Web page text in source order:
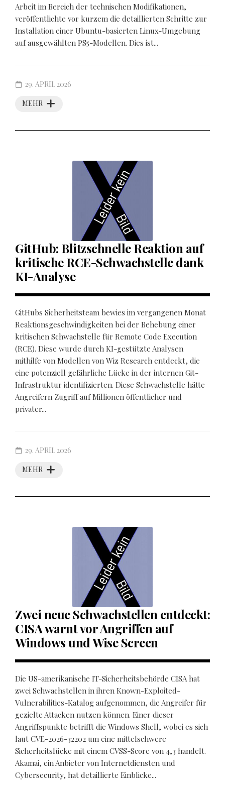
Arbeit im Bereich der technischen Modifikationen,
veröffentlichte vor kurzem die detaillierten Schritte zur
Installation einer Ubuntu-basierten Linux-Umgebung
auf ausgewählten PS5-Modellen. Dies ist...
MEHR
29. APRIL 2026
GitHub: Blitzschnelle Reaktion auf
kritische RCE-Schwachstelle dank
KI-Analyse
GitHubs Sicherheitsteam bewies im vergangenen Monat
Reaktionsgeschwindigkeiten bei der Behebung einer
kritischen Schwachstelle für Remote Code Execution
(RCE). Diese wurde durch KI-gestützte Analysen
mithilfe von Modellen von Wiz Research entdeckt, die
eine potenziell gefährliche Lücke in der internen Git-
Infrastruktur identifizierten. Diese Schwachstelle hätte
Angreifern Zugriff auf Millionen öffentlicher und
privater...
MEHR
29. APRIL 2026
Zwei neue Schwachstellen entdeckt:
CISA warnt vor Angriffen auf
Windows und Wise Screen
Die US-amerikanische IT-Sicherheitsbehörde CISA hat
zwei Schwachstellen in ihren Known-Exploited-
Vulnerabilities-Katalog aufgenommen, die Angreifer für
gezielte Attacken nutzen können. Einer dieser
Angriffspunkte betrifft die Windows Shell, wobei es sich
laut CVE-2026-32202 um eine mittelschwere
Sicherheitslücke mit einem CVSS-Score von 4,3 handelt.
Akamai, ein Anbieter von Internetdiensten und
Cybersecurity, hat detaillierte Einblicke...